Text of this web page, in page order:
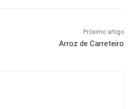
Próximo artigo
Arroz de Carreteiro